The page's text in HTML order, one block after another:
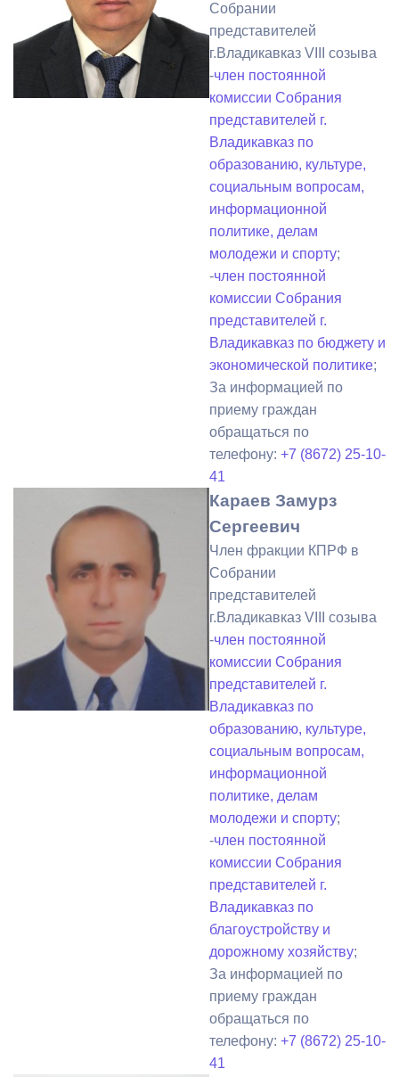
Собрании
представителей
г.Владикавказ VIII созыва
-член постоянной
комиссии Собрания
представителей г.
Владикавказ по
образованию, культуре,
социальным вопросам,
информационной
политике, делам
молодежи и спорту;
-член постоянной
комиссии Собрания
представителей г.
Владикавказ по бюджету и
экономической политике;
За информацией по
приему граждан
обращаться по
телефону: +7 (8672) 25-10-
41
Караев Замурз
Сергеевич
Член фракции КПРФ в
Собрании
представителей
г.Владикавказ VIII созыва
-член постоянной
комиссии Собрания
представителей г.
Владикавказ по
образованию, культуре,
социальным вопросам,
информационной
политике, делам
молодежи и спорту;
-член постоянной
комиссии Собрания
представителей г.
Владикавказ по
благоустройству и
дорожному хозяйству;
За информацией по
приему граждан
обращаться по
телефону: +7 (8672) 25-10-
41